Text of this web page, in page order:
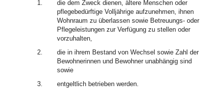
1.
die dem Zweck dienen, ältere Menschen oder
pflegebedürftige Volljährige aufzunehmen, ihnen
Wohnraum zu überlassen sowie Betreuungs- oder
Pflegeleistungen zur Verfügung zu stellen oder
vorzuhalten,
2.
die in ihrem Bestand von Wechsel sowie Zahl der
Bewohnerinnen und Bewohner unabhängig sind
sowie
3.
entgeltlich betrieben werden.